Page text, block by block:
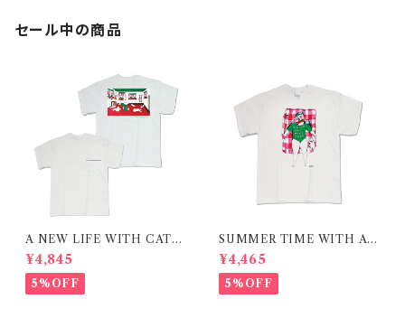
セール中の商品
A NEW LIFE WITH CATS
/ T-shirt 在庫限りで終了
¥4,845
5%OFF
SUMMER TIME WITH A
CAT / RED / T-shirt 在庫限
りで終了
¥4,465
5%OFF